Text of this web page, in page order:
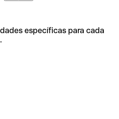
específicas para cada